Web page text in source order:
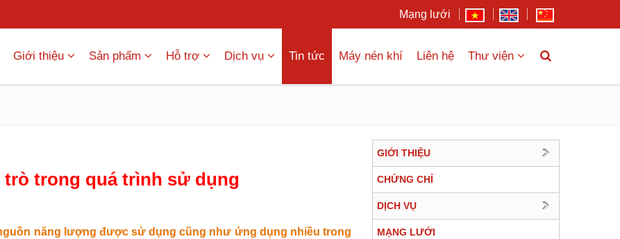
Mạng lưới
Giới thiệu Sản phẩm Hỗ trợ Dịch vụ Tin tức Máy nén khí Liên hệ Thư viện
trong quá trình sử dụng
năng lượng được sử dụng cũng như ứng dụng nhiều trong
GIỚI THIỆU
CHỨNG CHỈ
DỊCH VỤ
MẠNG LƯỚI